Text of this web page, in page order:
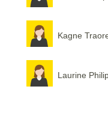
Kagne
Laurine